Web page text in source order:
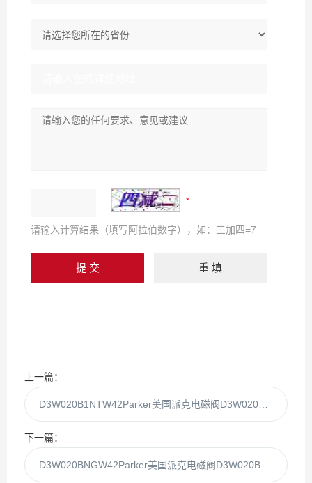
请输入计算结果（填写阿拉伯数字），如：三加四=7
上一篇：
下一篇：